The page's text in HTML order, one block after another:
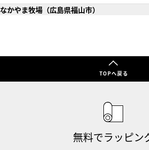
なかやま牧場（広島県福山市）
TOPへ戻る
無料でラッピン